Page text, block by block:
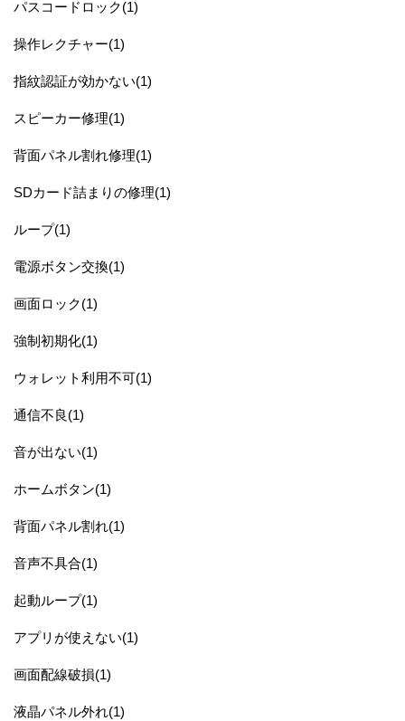
パスコードロック(1)
操作レクチャー(1)
指紋認証が効かない(1)
スピーカー修理(1)
背面パネル割れ修理(1)
SDカード詰まりの修理(1)
ループ(1)
電源ボタン交換(1)
画面ロック(1)
強制初期化(1)
ウォレット利用不可(1)
通信不良(1)
音が出ない(1)
ホームボタン(1)
背面パネル割れ(1)
音声不具合(1)
起動ループ(1)
アプリが使えない(1)
画面配線破損(1)
液晶パネル外れ(1)